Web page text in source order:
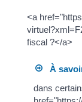
<a
fiscal ?</a>
À
dans